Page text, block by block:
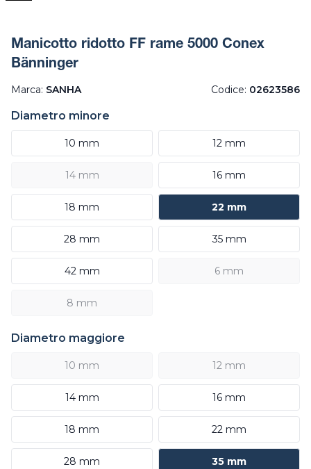
Manicotto ridotto FF rame 5000 Conex
Bänninger
Marca: SANHA Codice: 02623586
Diametro minore
10 mm 12 mm
14 mm 16 mm
18 mm 22 mm
28 mm 35 mm
42 mm 6 mm
8 mm
Diametro maggiore
10 mm 12 mm
14 mm 16 mm
18 mm 22 mm
28 mm 35 mm